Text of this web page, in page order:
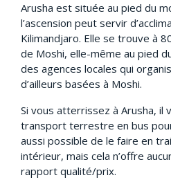
Arusha est située au pied du
l’ascension peut servir
Kilimandjaro. Elle se trouve à
de Moshi, elle-même au pied
des agences locales qui
d’ailleurs basées à Moshi.
Si vous atterrissez à Arusha, il
transport terrestre en bus
aussi possible de le faire en
intérieur, mais cela n’offre
rapport qualité/prix.